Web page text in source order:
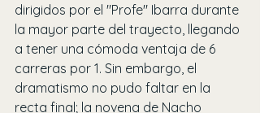
dirigidos por el "Profe" Ibarra durante
la mayor parte del trayecto, llegando
a tener una cómoda ventaja de 6
carreras por 1. Sin embargo, el
dramatismo no pudo faltar en la
recta final; la novena de Nacho